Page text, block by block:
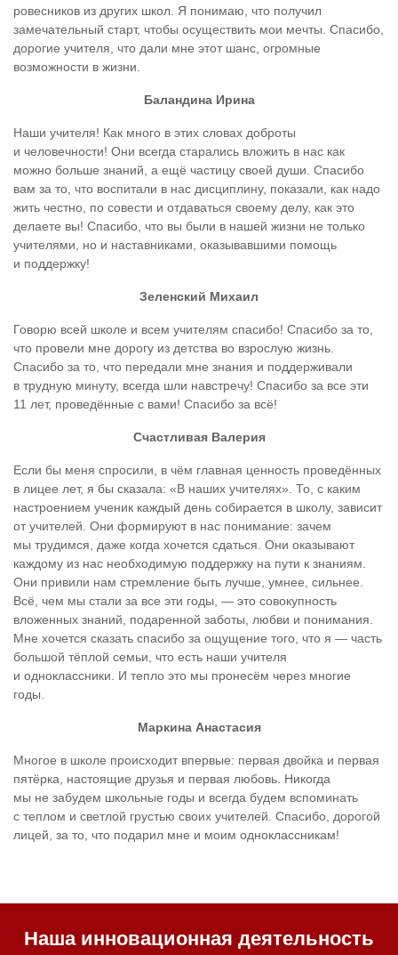
ровесников из других школ. Я понимаю, что получил
замечательный старт, чтобы осуществить мои мечты. Спасибо,
дорогие учителя, что дали мне этот шанс, огромные
возможности в жизни.
Баландина Ирина
Наши учителя! Как много в этих словах доброты
и человечности! Они всегда старались вложить в нас как
можно больше знаний, а ещё частицу своей души. Спасибо
вам за то, что воспитали в нас дисциплину, показали, как надо
жить честно, по совести и отдаваться своему делу, как это
делаете вы! Спасибо, что вы были в нашей жизни не только
учителями, но и наставниками, оказывавшими помощь
и поддержку!
Зеленский Михаил
Говорю всей школе и всем учителям спасибо! Спасибо за то,
что провели мне дорогу из детства во взрослую жизнь.
Спасибо за то, что передали мне знания и поддерживали
в трудную минуту, всегда шли навстречу! Спасибо за все эти
11 лет, проведённые с вами! Спасибо за всё!
Счастливая Валерия
Если бы меня спросили, в чём главная ценность проведённых
в лицее лет, я бы сказала: «В наших учителях». То, с каким
настроением ученик каждый день собирается в школу, зависит
от учителей. Они формируют в нас понимание: зачем
мы трудимся, даже когда хочется сдаться. Они оказывают
каждому из нас необходимую поддержку на пути к знаниям.
Они привили нам стремление быть лучше, умнее, сильнее.
Всё, чем мы стали за все эти годы, — это совокупность
вложенных знаний, подаренной заботы, любви и понимания.
Мне хочется сказать спасибо за ощущение того, что я — часть
большой тёплой семьи, что есть наши учителя
и одноклассники. И тепло это мы пронесём через многие
годы.
Маркина Анастасия
Многое в школе происходит впервые: первая двойка и первая
пятёрка, настоящие друзья и первая любовь. Никогда
мы не забудем школьные годы и всегда будем вспоминать
с теплом и светлой грустью своих учителей. Спасибо, дорогой
лицей, за то, что подарил мне и моим одноклассникам!
Наша инновационная деятельность